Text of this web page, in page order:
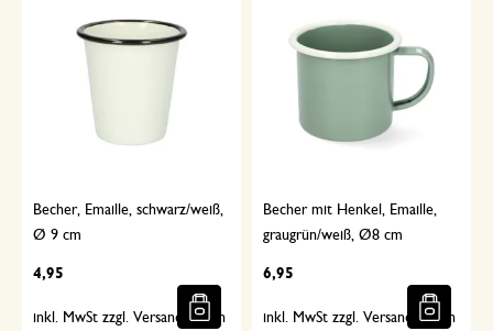
Becher, Emaille, schwarz/weiß,
Ø 9 cm
4,95
inkl. MwSt zzgl. Versandkosten
Becher mit Henkel, Emaille,
graugrün/weiß, Ø8 cm
6,95
inkl. MwSt zzgl. Versandkosten